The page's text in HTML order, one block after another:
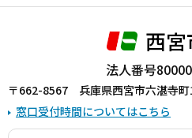
西
法人番号
〒662-8567 兵庫県西宮市六湛寺町
窓口受付時間についてはこちら